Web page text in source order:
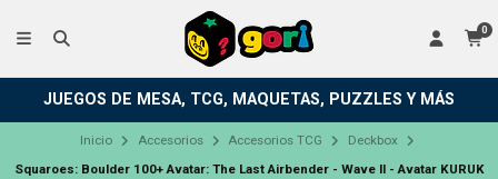
0
JUEGOS DE MESA, TCG, MAQUETAS, PUZZLES Y MÁS
Inicio Accesorios Accesorios TCG
Deckbox
Squaroes: Boulder 100+ Avatar: The Last Airbender - Wave II - Avatar KURUK